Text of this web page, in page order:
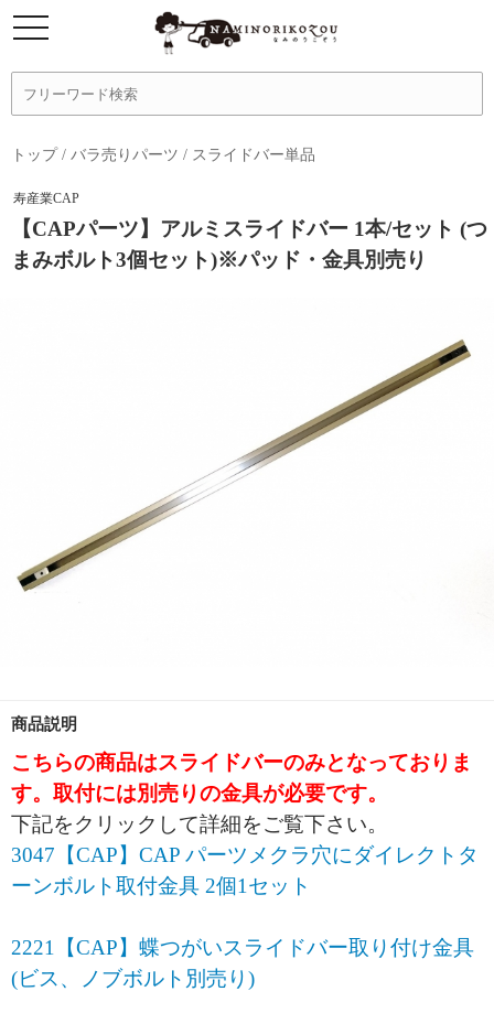
トップ/ バラ売りパーツ / スライドバー単品
寿産業CAP
【CAPパーツ】アルミスライドバー 1本/セット (つ
まみボルト3個セット)※パッド・金具別売り
商品説明
こちらの商品はスライドバーのみとなっておりま
す。取付には別売りの金具が必要です。
下記をクリックして詳細をご覧下さい。
3047【CAP】CAP パーツメクラ穴にダイレクトタ
ーンボルト取付金具 2個1セット
2221【CAP】蝶つがいスライドバー取り付け金具
(ビス、ノブボルト別売り)